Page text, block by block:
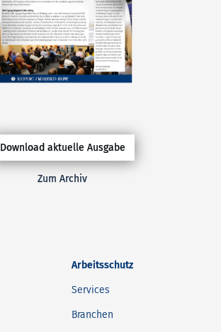
Arbeitsschutz
Services
Branchen
Download aktuelle Ausgabe
Zum Archiv